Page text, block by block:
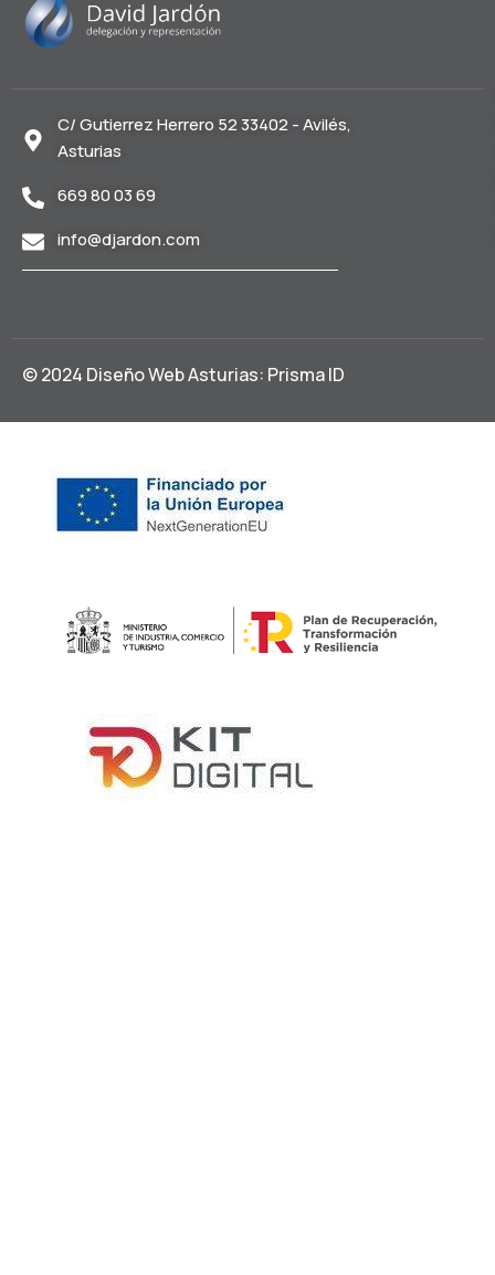
C/ Gutierrez Herrero 52 33402 - Avilés,
Asturias
669 80 03 69
info@djardon.com
© 2024 Diseño Web Asturias: Prisma ID